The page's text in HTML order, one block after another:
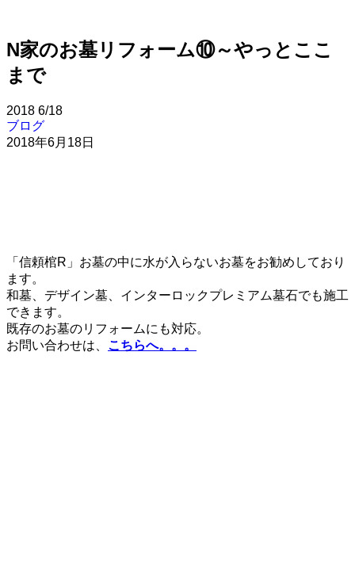
N家のお墓リフォーム⑩～やっとここ
まで
2018 6/18
ブログ
2018年6月18日
「信頼棺R」お墓の中に水が入らないお墓をお勧めしており
ます。
和墓、デザイン墓、インターロックプレミアム墓石でも施工
できます。
既存のお墓のリフォームにも対応。
お問い合わせは、 こちらへ。。。